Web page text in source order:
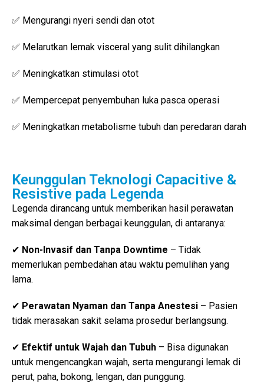
✅ Mengurangi nyeri sendi dan otot
✅ Melarutkan lemak visceral yang sulit dihilangkan
✅ Meningkatkan stimulasi otot
✅ Mempercepat penyembuhan luka pasca operasi
✅ Meningkatkan metabolisme tubuh dan peredaran darah
Keunggulan Teknologi Capacitive &
Resistive pada Legenda
Legenda dirancang untuk memberikan hasil perawatan
maksimal dengan berbagai keunggulan, di antaranya:
✔ Non-Invasif dan Tanpa Downtime – Tidak
memerlukan pembedahan atau waktu pemulihan yang
lama.
✔ Perawatan Nyaman dan Tanpa Anestesi – Pasien
tidak merasakan sakit selama prosedur berlangsung.
✔ Efektif untuk Wajah dan Tubuh – Bisa digunakan
untuk mengencangkan wajah, serta mengurangi lemak di
perut, paha, bokong, lengan, dan punggung.